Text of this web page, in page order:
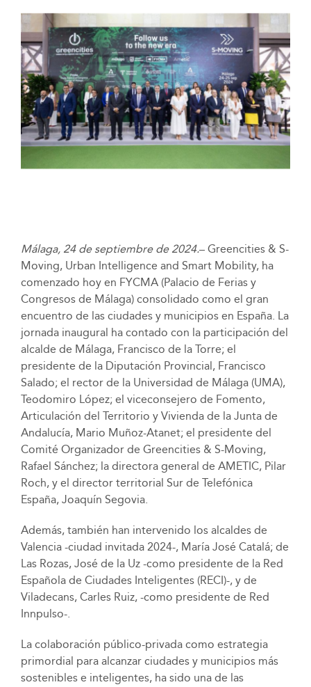
Málaga, 24 de septiembre de 2024.– Greencities & S-
Moving, Urban Intelligence and Smart Mobility, ha
comenzado hoy en FYCMA (Palacio de Ferias y
Congresos de Málaga) consolidado como el gran
encuentro de las ciudades y municipios en España. La
jornada inaugural ha contado con la participación del
alcalde de Málaga, Francisco de la Torre; el
presidente de la Diputación Provincial, Francisco
Salado; el rector de la Universidad de Málaga (UMA),
Teodomiro López; el viceconsejero de Fomento,
Articulación del Territorio y Vivienda de la Junta de
Andalucía, Mario Muñoz-Atanet; el presidente del
Comité Organizador de Greencities & S-Moving,
Rafael Sánchez; la directora general de AMETIC, Pilar
Roch, y el director territorial Sur de Telefónica
España, Joaquín Segovia.
Además, también han intervenido los alcaldes de
Valencia -ciudad invitada 2024-, María José Catalá; de
Las Rozas, José de la Uz -como presidente de la Red
Española de Ciudades Inteligentes (RECI)-, y de
Viladecans, Carles Ruiz, -como presidente de Red
Innpulso-.
La colaboración público-privada como estrategia
primordial para alcanzar ciudades y municipios más
sostenibles e inteligentes, ha sido una de las